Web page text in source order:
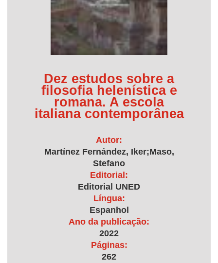
Dez estudos sobre a
filosofia helenística e
romana. A escola
italiana contemporânea
Autor:
Martínez Fernández, Iker;Maso,
Stefano
Editorial:
Editorial UNED
Língua:
Espanhol
Ano da publicação:
2022
Páginas:
262